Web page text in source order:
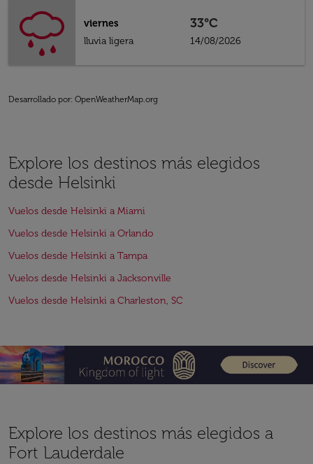
viernes
lluvia ligera
33°C
14/08/2026
Desarrollado por: OpenWeatherMap.org
Explore los destinos más elegidos
desde Helsinki
Vuelos desde Helsinki a Miami
Vuelos desde Helsinki a Orlando
Vuelos desde Helsinki a Tampa
Vuelos desde Helsinki a Jacksonville
Vuelos desde Helsinki a Charleston, SC
Explore los destinos más elegidos a
Fort Lauderdale